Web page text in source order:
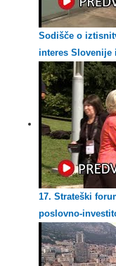
Sodišče o
interes Slovenije
17. Strateški
poslovno-